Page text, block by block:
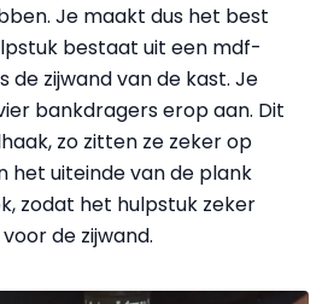
Je maakt dus het best
bestaat uit een mdf-
de zijwand van de kast. Je
bankdragers erop aan. Dit
zo zitten ze zeker op
het uiteinde van de plank
zodat het hulpstuk zeker
de zijwand.